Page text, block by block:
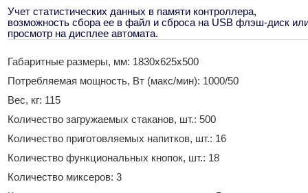
Учет статистических данных в памяти контроллера,
возможность сбора ее в файл и сброса на USB флэш-диск
просмотр на дисплее автомата.
Габаритные размеры, мм: 1830х625х500
Потребляемая мощность, Вт (макс/мин): 1000/50
Вес, кг: 115
Количество загружаемых стаканов, шт.: 500
Количество приготовляемых напитков, шт.: 16
Количество функциональных кнопок, шт.: 18
Количество миксеров: 3